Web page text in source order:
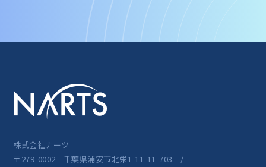
株式会社ナーツ
〒279-0002 千葉県浦安市北栄1-11-11-703 /